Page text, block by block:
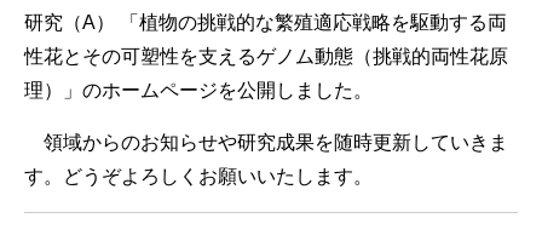
研究（A） 「植物の挑戦的な繁殖適応戦略を駆動する両
性花とその可塑性を支えるゲノム動態（挑戦的両性花原
理）」のホームページを公開しました。
領域からのお知らせや研究成果を随時更新していきま
す。どうぞよろしくお願いいたします。